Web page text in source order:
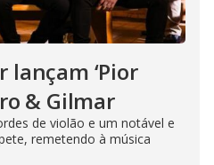
lançam ‘Pior
& Gilmar
de violão e um notável e
remetendo à música